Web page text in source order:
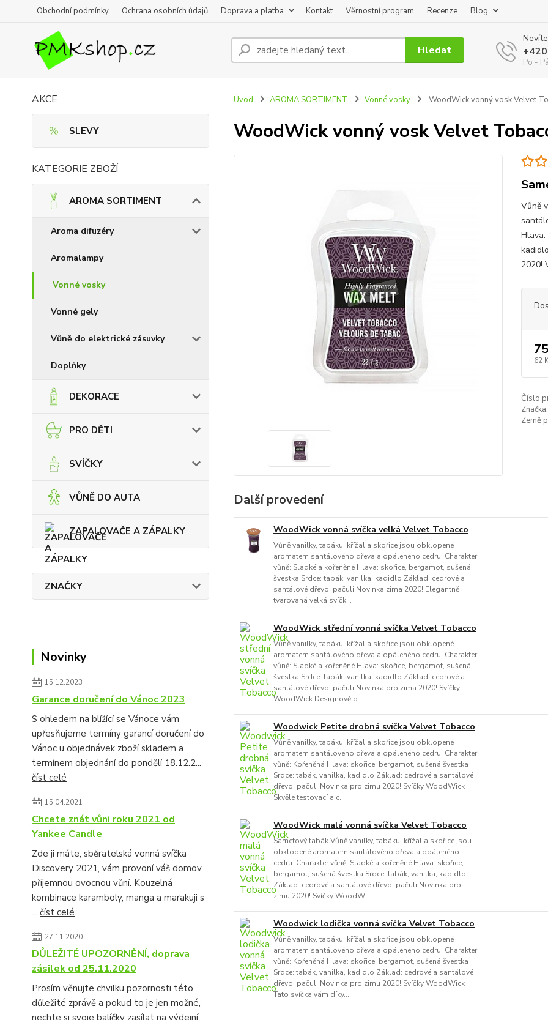
Obchodní podmínky Ochrana osobních údajů Doprava a platba Kontakt Věrnostní program Recenze Blog
Hledat
Po -
AKCE
SLEVY
KATEGORIE ZBOŽÍ
AROMA SORTIMENT
Aroma difuzéry
Aromalampy
Vonné vosky
Vonné gely
Vůně do elektrické zásuvky
Doplňky
DEKORACE
PRO DĚTI
SVÍČKY
VŮNĚ DO AUTA
ZAPALOVAČE A ZÁPALKY
ZNAČKY
Novinky
15.12.2023
Garance doručení do Vánoc 2023
S ohledem na blížící se Vánoce vám
upřesňujeme termíny garancí doručení do
Vánoc u objednávek zboží skladem a
termínem objednání do pondělí 18.12.2...
číst celé
15.04.2021
Chcete znát vůni roku 2021 od
Yankee Candle
Zde ji máte, sběratelská vonná svíčka
Discovery 2021, vám provoní váš domov
příjemnou ovocnou vůní. Kouzelná
kombinace karamboly, manga a marakuji s
... číst celé
27.11.2020
DŮLEŽITÉ UPOZORNĚNÍ, doprava
zásilek od 25.11.2020
Prosím věnujte chvilku pozornosti této
důležité zprávě a pokud to je jen možné,
nechte si svoje balíčky zasílat na výdejní
Úvod AROMA SORTIMENT Vonné vosky WoodWick vonný vosk Velvet
WoodWick vonný vosk Velvet
Vůně
Hlava:
2020!
62
Číslo
Značka:
Země
Další provedení
WoodWick vonná svíčka velká Velvet Tobacco
Vůně vanilky, tabáku, křížal a skořice jsou obklopené
aromatem santálového dřeva a opáleného cedru. Charakter
vůně: Sladké a kořeněné Hlava: skořice, bergamot, sušená
švestka Srdce: tabák, vanilka, kadidlo Základ: cedrové a
santálové dřevo, pačuli Novinka zima 2020! Elegantně
tvarovaná velká svíčk...
WoodWick střední vonná svíčka Velvet Tobacco
Vůně vanilky, tabáku, křížal a skořice jsou obklopené
aromatem santálového dřeva a opáleného cedru. Charakter
vůně: Sladké a kořeněné Hlava: skořice, bergamot, sušená
švestka Srdce: tabák, vanilka, kadidlo Základ: cedrové a
santálové dřevo, pačuli Novinka pro zima 2020! Svíčky
WoodWick Designově p...
Woodwick Petite drobná svíčka Velvet Tobacco
Vůně vanilky, tabáku, křížal a skořice jsou obklopené
aromatem santálového dřeva a opáleného cedru. Charakter
vůně: Kořeněná Hlava: skořice, bergamot, sušená švestka
Srdce: tabák, vanilka, kadidlo Základ: cedrové a santálové
dřevo, pačuli Novinka pro zimu 2020! Svíčky WoodWick
Skvělé testovací a c...
WoodWick malá vonná svíčka Velvet Tobacco
Sametový tabák Vůně vanilky, tabáku, křížal a skořice jsou
obklopené aromatem santálového dřeva a opáleného
cedru. Charakter vůně: Sladké a kořeněné Hlava: skořice,
bergamot, sušená švestka Srdce: tabák, vanilka, kadidlo
Základ: cedrové a santálové dřevo, pačuli Novinka pro
zimu 2020! Svíčky WoodW...
Woodwick lodička vonná svíčka Velvet Tobacco
Vůně vanilky, tabáku, křížal a skořice jsou obklopené
aromatem santálového dřeva a opáleného cedru. Charakter
vůně: Kořeněná Hlava: skořice, bergamot, sušená švestka
Srdce: tabák, vanilka, kadidlo Základ: cedrové a santálové
dřevo, pačuli Novinka pro zimu 2020! Svíčky WoodWick
Tato svíčka vám díky...